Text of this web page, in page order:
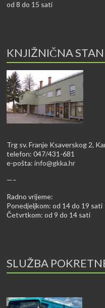
od 8 do 15 sati
KNJIŽNIČNA
Trg sv. Franje Ksaverskog 2,
telefon: 047/431-681
e-pošta:info@gkka.hr
—–
Radno vrijeme:
Ponedjeljkom: od 14 do 19 sati
Četvrtkom: od 9 do 14 sati
SLUŽBA